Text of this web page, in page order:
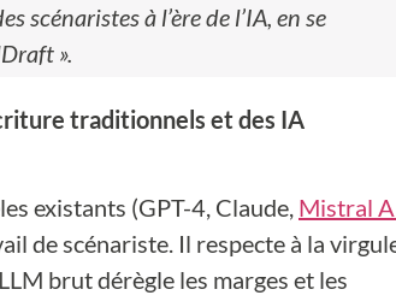
à l’ère de l’IA, en se
».
traditionnels et des IA
existants (GPT-4, Claude, Mistral
de scénariste. Il respecte à la
brut dérègle les marges et les